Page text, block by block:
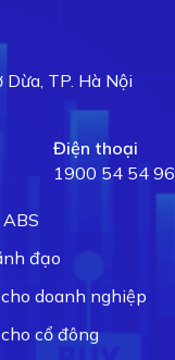
TP. Hà Nội
Điện thoại
1900 54 54 96
đạo
doanh nghiệp
cổ đông